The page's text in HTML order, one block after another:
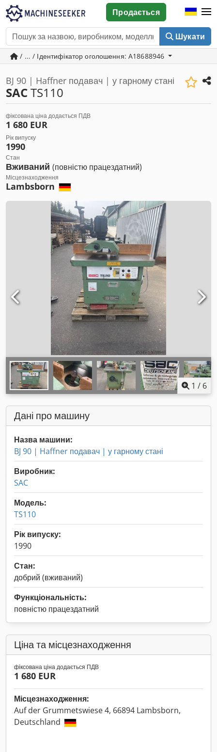
Шукати
Продається
/ ... / Ідентифікатор оголошення: A18688946
BJ 90 | Haffner подавач | у гарному стані
SACTS110
фіксована ціна додається ПДВ
1 680 EUR
Рік випуску
1990
Стан
Вживаний (повністю працездатний)
Місцезнаходження
Lambsborn
1 / 6
Дані про машину
Назва машини:
BJ 90 | Haffner подавач | у гарному стані
Виробник:
SAC
Модель:
TS110
Рік випуску:
1990
Стан:
добрий (вживаний)
Функціональність:
повністю працездатний
Ціна та місцезнаходження
фіксована ціна додається ПДВ
1 680 EUR
Місцезнаходження:
Auf der Grummetswiese 4, 66894 Lambsborn,
Deutschland